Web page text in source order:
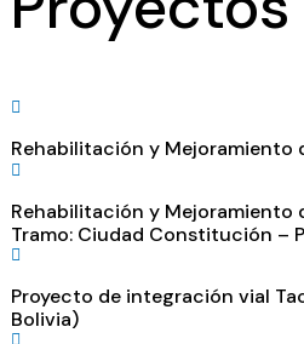
Rehabilitación y Mejoramiento
Rehabilitación y Mejoramiento
Tramo: Ciudad Constitución –
Proyecto de integración vial
Bolivia)